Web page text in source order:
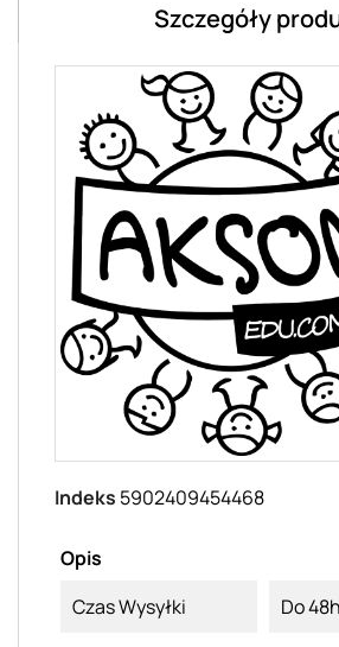
Szczegóły
Indeks 5902409454468
Opis
Czas Wysyłki
Do 48h